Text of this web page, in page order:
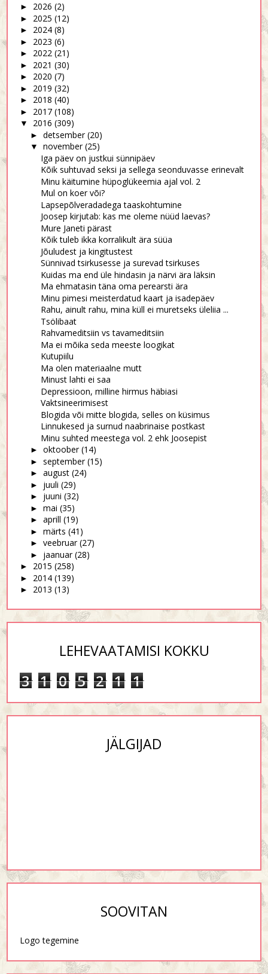
► 2026 (2)
► 2025 (12)
► 2024 (8)
► 2023 (6)
► 2022 (21)
► 2021 (30)
► 2020 (7)
► 2019 (32)
► 2018 (40)
► 2017 (108)
▼ 2016 (309)
► detsember (20)
▼ november (25)
Iga päev on justkui sünnipäev
Kõik suhtuvad seksi ja sellega seonduvasse erinevalt
Minu käitumine hüpoglükeemia ajal vol. 2
Mul on koer või?
Lapsepõlveradadega taaskohtumine
Joosep kirjutab: kas me oleme nüüd laevas?
Mure Janeti pärast
Kõik tuleb ikka korralikult ära süüa
Jõuludest ja kingitustest
Sünnivad tsirkusesse ja surevad tsirkuses
Kuidas ma end üle hindasin ja närvi ära läksin
Ma ehmatasin täna oma perearsti ära
Minu pimesi meisterdatud kaart ja isadepäev
Rahu, ainult rahu, mina küll ei muretseks üleliia ...
Tsölibaat
Rahvameditsiin vs tavameditsiin
Ma ei mõika seda meeste loogikat
Kutupiilu
Ma olen materiaalne mutt
Minust lahti ei saa
Depressioon, milline hirmus häbiasi
Vaktsineerimisest
Blogida või mitte blogida, selles on küsimus
Linnukesed ja surnud naabrinaise postkast
Minu suhted meestega vol. 2 ehk Joosepist
► oktoober (14)
► september (15)
► august (24)
► juuli (29)
► juuni (32)
► mai (35)
► aprill (19)
► märts (41)
► veebruar (27)
► jaanuar (28)
► 2015 (258)
► 2014 (139)
► 2013 (13)
LEHEVAATAMISI KOKKU
3 1 0 5 2 1 1
JÄLGIJAD
SOOVITAN
Logo tegemine